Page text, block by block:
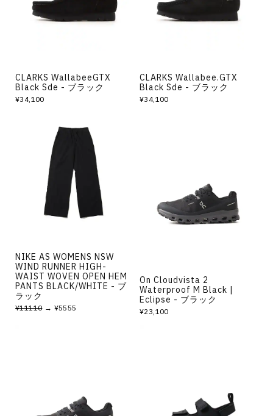
CLARKS WallabeeGTX
Black Sde - ブラック
¥34,100
CLARKS Wallabee.GTX
Black Sde - ブラック
¥34,100
NIKE AS WOMENS NSW
WIND RUNNER HIGH-
WAIST WOVEN OPEN HEM
PANTS BLACK/WHITE - ブ
ラック
¥11110→ ¥5555
On Cloudvista 2
Waterproof M Black |
Eclipse - ブラック
¥23,100